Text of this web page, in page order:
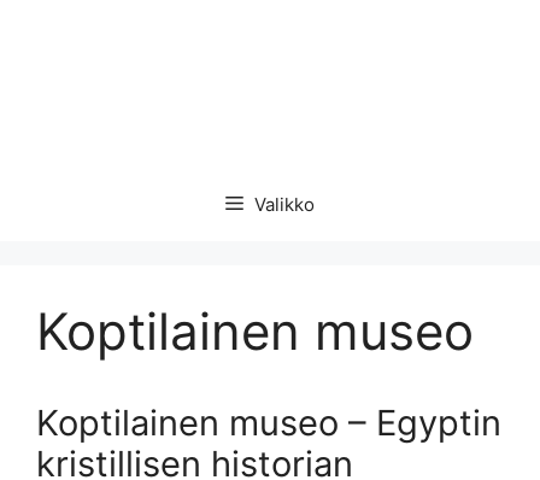
Valikko
Koptilainen museo
Koptilainen museo – Egyptin
kristillisen historian